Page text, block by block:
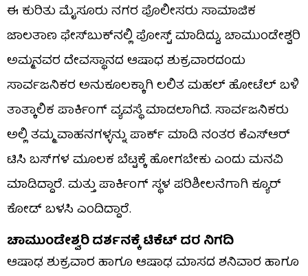
ಈ ಕುರಿತು ಮೈಸೂರು ನಗರ ಪೊಲೀಸರು ಸಾಮಾಜಿಕ
ಜಾಲತಾಣ ಫೇಸ್​ಬುಕ್​ನಲ್ಲಿ ಪೋಸ್ಟ್​ ಮಾಡಿದ್ದು, ಚಾಮುಂಡೇಶ್ವರಿ
ಅಮ್ಮನವರ ದೇವಸ್ಥಾನದ ಆಷಾಧ ಶುಕ್ರವಾರದಂದು
ಸಾರ್ವಜನಿಕರ ಅನುಕೂಲಕ್ಕಾಗಿ ಲಲಿತ ಮಹಲ್ ಹೋಟೆಲ್ ಬಳಿ
ತಾತ್ಕಾಲಿಕ ಪಾರ್ಕಿಂಗ್ ವ್ಯವಸ್ಥೆ ಮಾಡಲಾಗಿದೆ. ಸಾರ್ವಜನಿಕರು
ಅಲ್ಲಿ ತಮ್ಮ ವಾಹನಗಳ್ಳನ್ನು ಪಾರ್ಕ್​ ಮಾಡಿ ನಂತರ ಕೆಎಸ್​ಆರ್​
ಟಿಸಿ ಬಸ್​ಗಳ ಮೂಲಕ ಬೆಟ್ಟಕ್ಕೆ ಹೋಗಬೇಕು ಎಂದು ಮನವಿ
ಮಾಡಿದ್ದಾರೆ. ಮತ್ತು ಪಾರ್ಕಿಂಗ್ ಸ್ಥಳ ಪರಿಶೀಲನೆಗಾಗಿ ಕ್ಯೂರ್
ಕೋಡ್ ಬಳಸಿ ಎಂದಿದ್ದಾರೆ.
ಚಾಮುಂಡೇಶ್ವರಿ ದರ್ಶನಕ್ಕೆ ಟಿಕೆಟ್​ ದರ ನಿಗದಿ
ಆಷಾಢ ಶುಕ್ರವಾರ ಹಾಗೂ ಆಷಾಢ ಮಾಸದ ಶನಿವಾರ ಹಾಗೂ